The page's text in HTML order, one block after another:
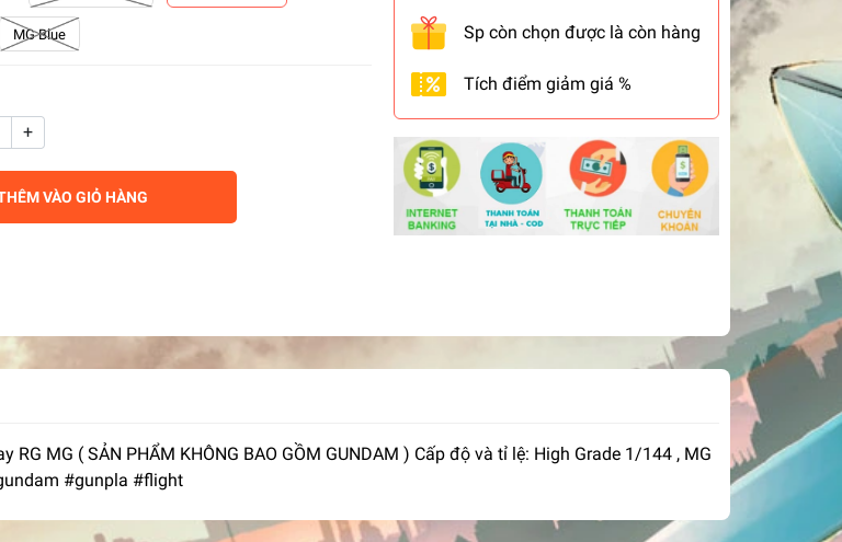
MG Blue
+
VÀO GIỎ HÀNG
Sp còn chọn được là còn hàng
Tích điểm giảm giá %
MG ( SẢN PHẨM KHÔNG BAO GỒM GUNDAM ) Cấp độ và tỉ lệ: High Grade 1/144 , MG
#gunpla #flight